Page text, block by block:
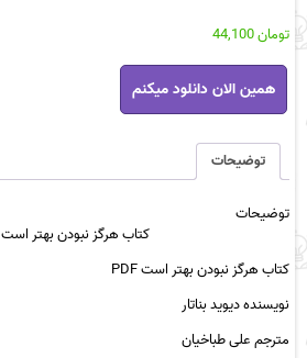
تومان44,100
کتاب
هرگز
نبودن
است
PDF
همین الان دانلود میکنم
توضیحات
توضیحات
کتاب هرگز نبودن بهتر است PDF
کتاب هرگز نبودن بهتر است PDF
نویسنده دیوید بناتار
مترجم علی طباخیان